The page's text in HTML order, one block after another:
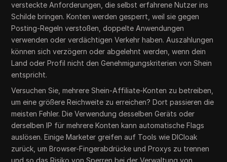
versteckte Anforderungen, die selbst erfahrene Nutzer ins
Schilde bringen. Konten werden gesperrt, weil sie gegen
Posting-Regeln verstoßen, doppelte Anwendungen
verwenden oder verdächtigen Verkehr haben. Auszahlungen
können sich verzögern oder abgelehnt werden, wenn dein
Land oder Profil nicht den Genehmigungskriterien von Shein
entspricht.
Versuchen Sie, mehrere Shein-Affiliate-Konten zu betreiben,
um eine größere Reichweite zu erreichen? Dort passieren die
meisten Fehler. Die Verwendung desselben Geräts oder
derselben IP für mehrere Konten kann automatische Flags
auslösen. Einige Marketer greifen auf Tools wie DICloak
zurück, um Browser-Fingerabdrücke und Proxys zu trennen
und so das Risiko von Sperren bei der Verwaltung von